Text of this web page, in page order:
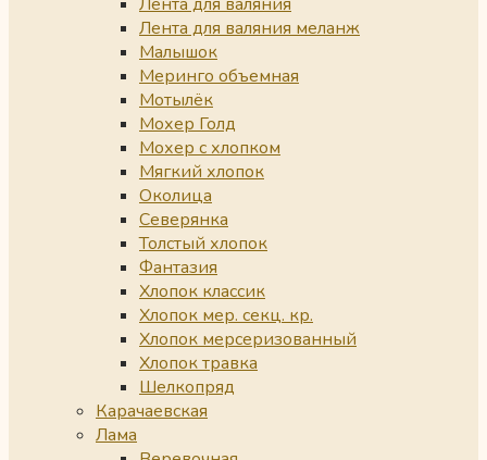
Лента для валяния меланж
Малышок
Меринго объемная
Мотылёк
Мохер Голд
Мохер с хлопком
Мягкий хлопок
Околица
Северянка
Толстый хлопок
Фантазия
Хлопок классик
Хлопок мер. секц. кр.
Хлопок мерсеризованный
Хлопок травка
Шелкопряд
Карачаевская
Лама